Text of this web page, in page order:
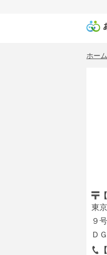
ホーム
東
９
Ｄ